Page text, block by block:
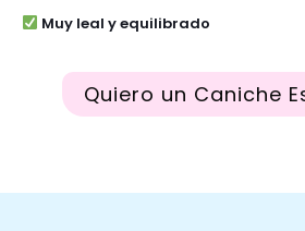
Muy leal y equilibrado
Quiero un Caniche